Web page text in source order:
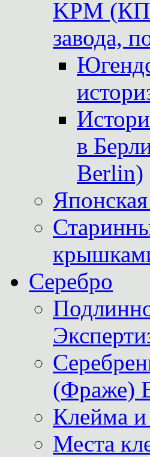
KPM
завода,
в
Berlin)
Серебро
(Фраже)
Клейма
Места